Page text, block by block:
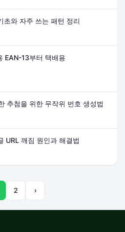
초와 자주 쓰는 패턴 정리
EAN-13부터 택배용
추첨을 위한 무작위 번호 생성법
URL 깨짐 원인과 해결법
2 ›